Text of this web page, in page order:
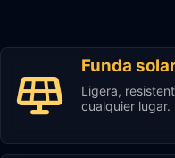
Funda
Ligera,
cualquier lugar.